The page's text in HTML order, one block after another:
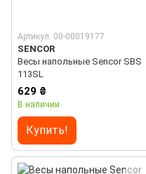
Артикул: 00-00019177
SENCOR
Весы напольные Sencor SBS
113SL
629 ₴
В наличии
Купить!